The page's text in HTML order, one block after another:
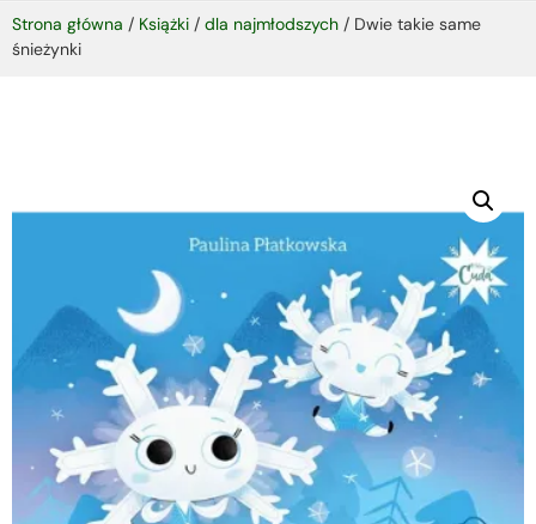
Strona główna / Książki / dla najmłodszych / Dwie takie same
śnieżynki